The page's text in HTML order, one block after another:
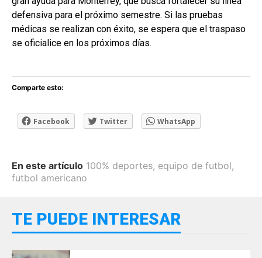
defensiva para el próximo semestre. Si las pruebas
médicas se realizan con éxito, se espera que el traspaso
se oficialice en los próximos días.
Comparte esto:
Facebook Twitter WhatsApp
En este artículo 100% deportes, equipo de futbol,
futbol americano
TE PUEDE INTERESAR